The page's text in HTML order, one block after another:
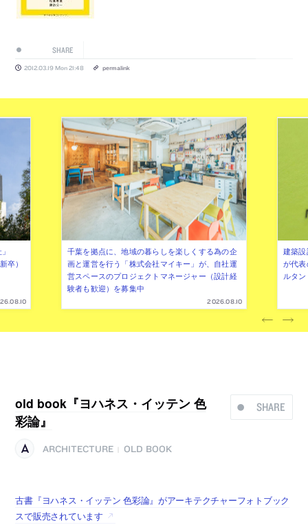
SHARE
2012.03.19 Mon 21:48 permalink
卒）
千葉を拠点に、地域の暮らしを楽しくする為の企
画と運営を行う「株式会社マイキー」が、自社運
営スペースのプロジェクトマネージャー（設計経
験者も歓迎）を募集中
2026.08.10
建築
が代
ルタ
SHARE
old book『ヨハネス・イッテン 色
彩論』
ARCHITECTURE OLD BOOK
古書『ヨハネス・イッテン 色彩論』がアーキテクチャーフォトブック
スで販売されています